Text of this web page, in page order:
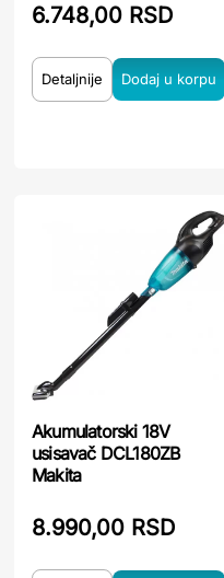
6.748,00 RSD
Detaljnije
Akumulatorski 18V
usisavač DCL180ZB
Makita
8.990,00 RSD